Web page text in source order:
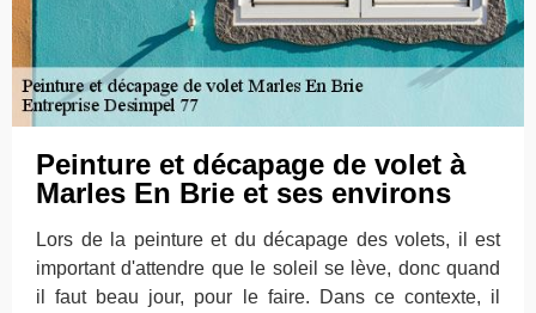
Peinture et décapage de volet à
Marles En Brie et ses environs
Lors de la peinture et du décapage des volets, il est
important d'attendre que le soleil se lève, donc quand
il faut beau jour, pour le faire. Dans ce contexte, il